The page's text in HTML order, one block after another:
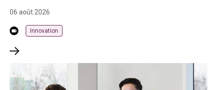
06 août 2026
Innovation